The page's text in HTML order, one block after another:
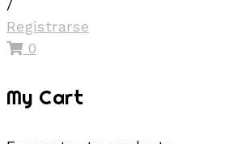
/
Registrarse
0
My Cart